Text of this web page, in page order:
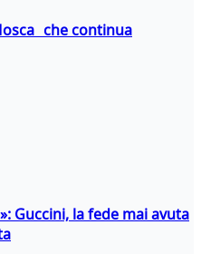
che continua
Guccini, la fede mai avuta